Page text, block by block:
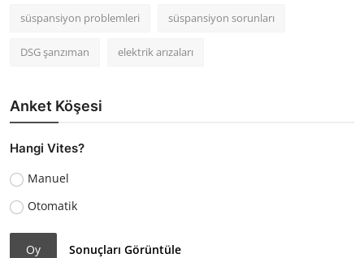
süspansiyon problemleri süspansiyon sorunları
DSG şanzıman elektrik arızaları
Anket Köşesi
Hangi Vites?
Manuel
Otomatik
Oy Sonuçları Görüntüle